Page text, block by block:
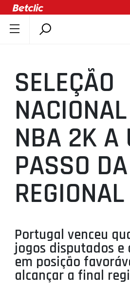
ÚLTIMAS
COMPETIÇÕES
ASSOCIAÇÕES
CLUBES
AGENTES
AGENDA
SELEÇÕES
MINIBASQUETE
PROJETOS
LIGA BETCLIC MASCULINA
LIGA BETCLIC FEMININA
SELEÇÃO
NBA 2K A
PASSO
REGIONAL
Portugal venceu
jogos disputados e
em posição
alcançar a final